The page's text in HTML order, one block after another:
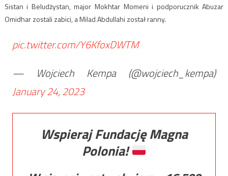
Sistan i Beludżystan, major Mokhtar Momeni i podporucznik Abuzar
Omidhar zostali zabici, a Milad Abdullahi został ranny.
pic.twitter.com/Y6KfoxDWTM
— Wojciech Kempa (@wojciech_kempa)
January 24, 2023
Wspieraj Fundację Magna
Polonia!